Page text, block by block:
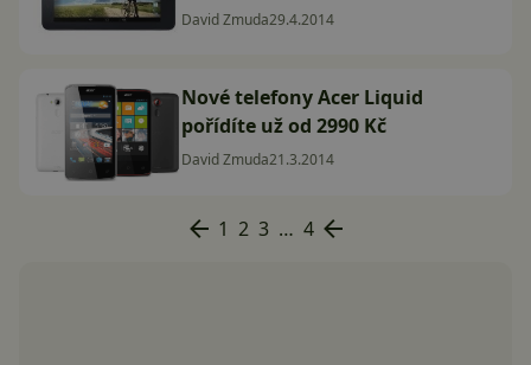
David Zmuda29.4.2014
Nové telefony Acer Liquid
pořídíte už od 2990 Kč
David Zmuda21.3.2014
1 2 3 … 4